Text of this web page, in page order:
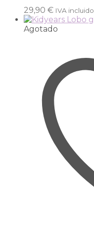
29,90 € IVA incluido
Agotado